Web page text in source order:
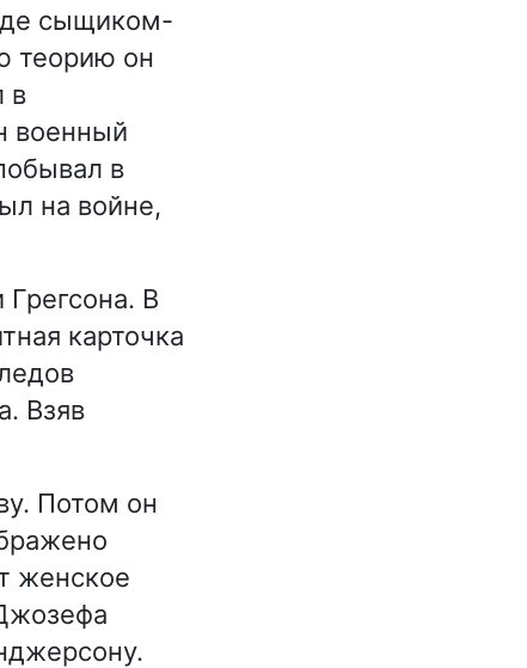
сыщиком-
теорию он
в
военный
в
на войне,
В
карточка
Взяв
Потом он
женское